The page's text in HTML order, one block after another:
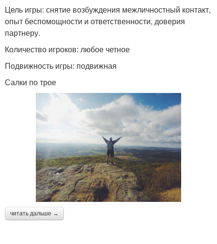
Цель игры: снятие возбуждения межличностный контакт,
опыт беспомощности и ответственности, доверия
партнеру.
Количество игроков: любое четное
Подвижность игры: подвижная
Салки по трое
читать дальше →